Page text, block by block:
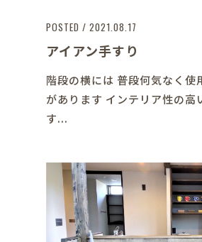
POSTED / 2021.08.17
アイアン手すり
階段の横には 普段何気なく使
があります インテリア性の高
す...